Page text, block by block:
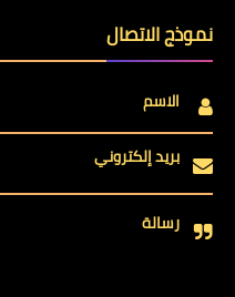
نموذج الاتصال
الاسم
بريد إلكتروني
رسالة